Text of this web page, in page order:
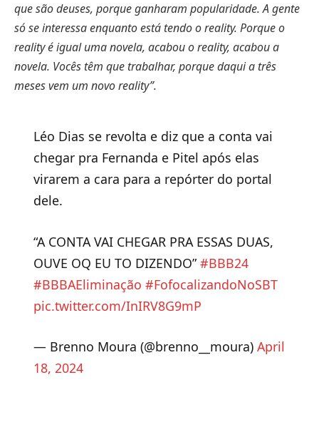
que são deuses, porque ganharam popularidade. A gente
só se interessa enquanto está tendo o reality. Porque o
reality é igual uma novela, acabou o reality, acabou a
novela. Vocês têm que trabalhar, porque daqui a três
meses vem um novo reality”.
Léo Dias se revolta e diz que a conta vai
chegar pra Fernanda e Pitel após elas
virarem a cara para a repórter do portal
dele.
“A CONTA VAI CHEGAR PRA ESSAS DUAS,
OUVE OQ EU TO DIZENDO” #BBB24
#BBBAEliminação #FofocalizandoNoSBT
pic.twitter.com/InIRV8G9mP
— Brenno Moura (@brenno__moura) April
18, 2024